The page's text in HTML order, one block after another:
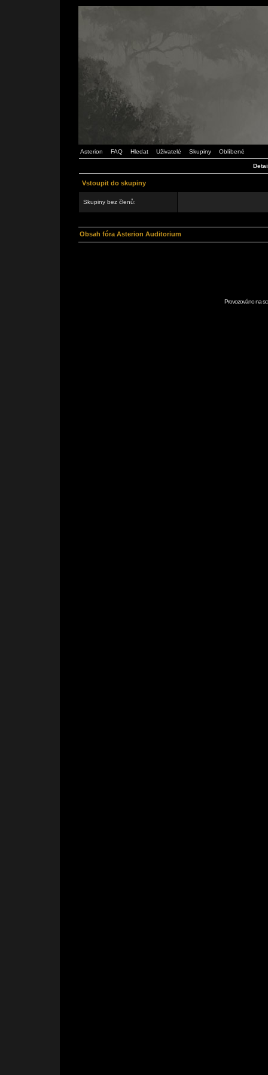
Asterion FAQ Hledat Uživatelé Skupiny Oblíbené
Vstoupit do skupiny
Skupiny bez členů:
Obsah fóra Asterion Auditorium
Provozováno na